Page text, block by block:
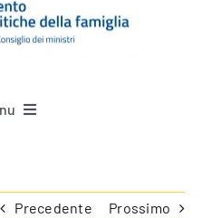
Precedente Prossimo